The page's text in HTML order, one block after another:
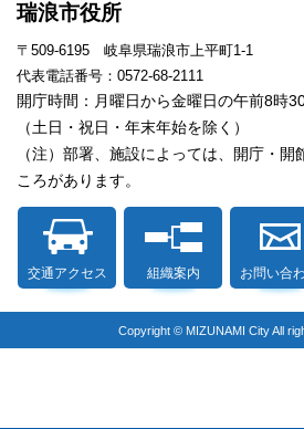
瑞浪市役所
〒509-6195 岐阜県瑞浪市上平町1-1
代表電話番号：0572-68-2111
開庁時間：月曜日から金曜日の午前8時
（土日・祝日・年末年始を除く）
（注）部署、施設によっては、開庁・開
ころがあります。
交通アクセス 組織案内 お問い合
Copyright © MIZUNAMI City All